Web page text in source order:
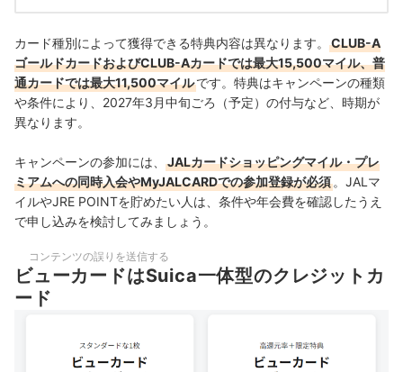
カード種別によって獲得できる特典内容は異なります。
CLUB-A
ゴールドカードおよびCLUB-Aカードでは最大15,500マイル、普
通カードでは最大11,500マイルです。特典はキャンペーンの種類
や条件により、2027年3月中旬ごろ（予定）の付与など、時期が
異なります。
キャンペーンの参加には、
JALカードショッピングマイル・プレ
ミアムへの同時入会やMyJALCARDでの参加登録が必須 。JALマ
イルやJRE POINTを貯めたい人は、条件や年会費を確認したうえ
で申し込みを検討してみましょう。
コンテンツの誤りを送信する
ビューカードはSuica一体型のクレジットカ
ード